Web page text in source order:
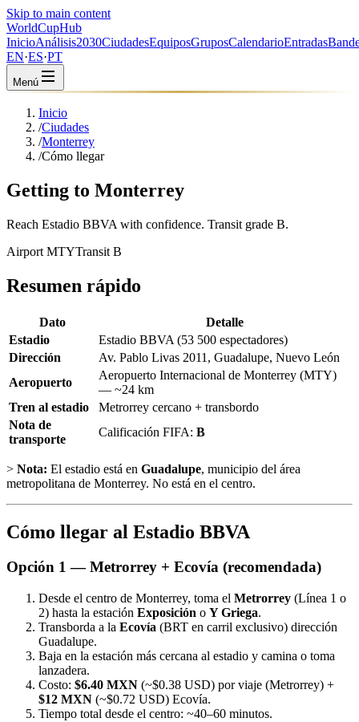
Skip to main content
WorldCupHub
InicioAnálisis2030CiudadesEquiposGruposCalendarioEntradas
EN·ES·PT
Menú
Inicio
/Ciudades
/Monterrey
/Cómo llegar
Getting to Monterrey
Reach Estadio BBVA with confidence. Transit grade B.
Airport MTYTransit B
Resumen rápido
Dato
Detalle
Estadio
Estadio BBVA (53 500 espectadores)
Dirección
Av. Pablo Livas 2011, Guadalupe, Nuevo León
Aeropuerto
Aeropuerto Internacional de Monterrey (MTY)
— ~24 km
Tren al estadio
Metrorrey cercano + transbordo
Nota de
transporte
Calificación FIFA: B
> Nota: El estadio está en Guadalupe, municipio del área
metropolitana de Monterrey. No está en el centro.
Cómo llegar al Estadio BBVA
Opción 1 — Metrorrey + Ecovía (recomendada)
Desde el centro de Monterrey, toma el Metrorrey (Línea 1 o
2) hasta la estación Exposición o Y Griega.
Transborda a la Ecovía (BRT en carril exclusivo) dirección
Guadalupe.
Baja en la estación más cercana al estadio y camina o toma
lanzadera.
Costo: $6.40 MXN (~$0.38 USD) por viaje (Metrorrey) +
$12 MXN (~$0.72 USD) Ecovía.
Tiempo total desde el centro: ~40–60 minutos.